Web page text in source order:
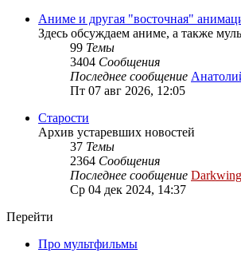
Аниме и другая "восточная"
Здесь обсуждаем аниме, а также
99 Темы
3404 Сообщения
Последнее сообщение
Пт 07 авг 2026, 12:05
Старости
Архив устаревших новостей
37 Темы
2364 Сообщения
Последнее сообщение Darkwing
Ср 04 дек 2024, 14:37
Перейти
Про мультфильмы